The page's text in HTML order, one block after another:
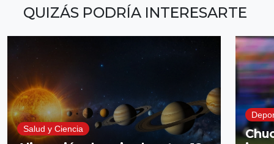
QUIZÁS PODRÍA INTERESARTE
Salud y Ciencia